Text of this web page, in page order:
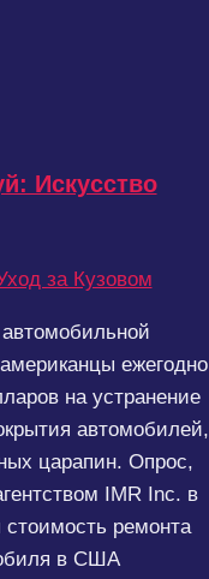
Искусство
за Кузовом
ежегодно
на устранение
автомобилей,
царапин. Опрос,
IMR Inc. в
стоимость ремонта
в США